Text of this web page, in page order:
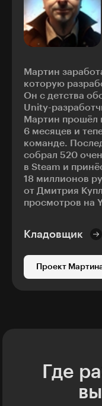
Мартин
которую
Он с детства
Unity-
Мартин прошёл
6 месяцев и
команде.
собрал 520
в Steam и
18 миллионов
от Дмитрия
просмотров на
Кладовщик
Проект
Где